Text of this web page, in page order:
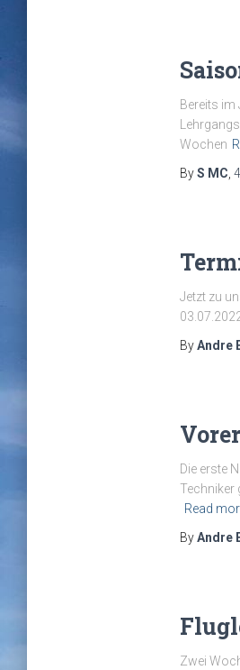
Bereits
Wochen
ByS MC
Jetzt zu
ByAndre
Die erste
Techniker
Read
ByAndre
Zwei